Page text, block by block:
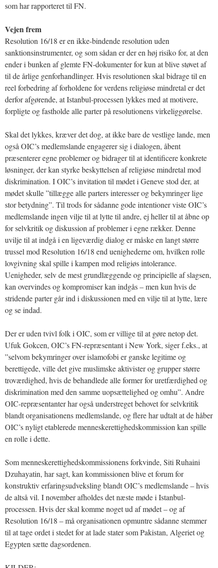
som har rapporteret til FN.
Vejen frem
Resolution 16/18 er en ikke-bindende resolution uden
sanktionsinstrumenter, og som sådan er der en høj risiko for, at den
ender i bunken af glemte FN-dokumenter for kun at blive støvet af
til de årlige genforhandlinger. Hvis resolutionen skal bidrage til en
reel forbedring af forholdene for verdens religiøse mindretal er det
derfor afgørende, at Istanbul-processen lykkes med at motivere,
forpligte og fastholde alle parter på resolutionens virkeliggørelse.
Skal det lykkes, kræver det dog, at ikke bare de vestlige lande, men
også OIC’s medlemslande engagerer sig i dialogen, åbent
præsenterer egne problemer og bidrager til at identificere konkrete
løsninger, der kan styrke beskyttelsen af religiøse mindretal mod
diskrimination. I OIC’s invitation til mødet i Geneve stod der, at
mødet skulle ”tillægge alle parters interesser og bekymringer lige
stor betydning”. Til trods for sådanne gode intentioner viste OIC’s
medlemslande ingen vilje til at lytte til andre, ej heller til at åbne op
for selvkritik og diskussion af problemer i egne rækker. Denne
uvilje til at indgå i en ligeværdig dialog er måske en langt større
trussel mod Resolution 16/18 end uenighederne om, hvilken rolle
lovgivning skal spille i kampen mod religiøs intolerance.
Uenigheder, selv de mest grundlæggende og principielle af slagsen,
kan overvindes og kompromiser kan indgås – men kun hvis de
stridende parter går ind i diskussionen med en vilje til at lytte, lære
og se indad.
Der er uden tvivl folk i OIC, som er villige til at gøre netop det.
Ufuk Gokcen, OIC’s FN-repræsentant i New York, siger f.eks., at
”selvom bekymringer over islamofobi er ganske legitime og
berettigede, ville det give muslimske aktivister og grupper større
troværdighed, hvis de behandlede alle former for uretfærdighed og
diskrimination med den samme uopsættelighed og omhu”. Andre
OIC-repræsentanter har også understreget behovet for selvkritik
blandt organisationens medlemslande, og flere har udtalt at de håber
OIC’s nyligt etablerede menneskerettighedskommission kan spille
en rolle i dette.
Som menneskerettighedskommissionens forkvinde, Siti Ruhaini
Dzuhayatin, har sagt, kan kommissionen blive et forum for
konstruktiv erfaringsudveksling blandt OIC’s medlemslande – hvis
de altså vil. I november afholdes det næste møde i Istanbul-
processen. Hvis der skal komme noget ud af mødet – og af
Resolution 16/18 – må organisationen opmuntre sådanne stemmer
til at tage ordet i stedet for at lade stater som Pakistan, Algeriet og
Egypten sætte dagsordenen.